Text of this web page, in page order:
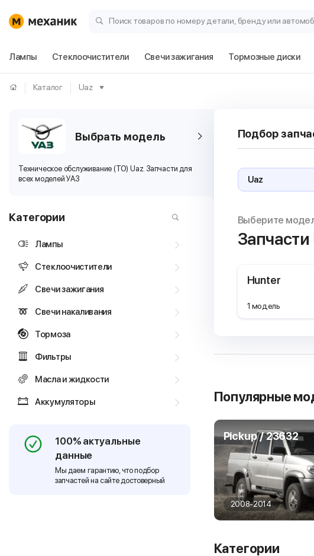
Поиск товаров по номеру детали, бренду или
Лампы Стеклоочистители Свечи зажигания Тормозные диски
Каталог Uaz
Выбрать модель
Техническое обслуживание (ТО) Uaz. Запчасти для
всех моделей УАЗ
Категории
Лампы
Стеклоочистители
Свечи зажигания
Свечи накаливания
Тормоза
Фильтры
Масла и жидкости
Аккумуляторы
100% актуальные
данные
Мы даем гарантию, что подбор
запчастей на сайте достоверный
Подбор
Выберите
Запчасти
Hunter
1 модель
Популярные
Pickup / 23632
2008-2014
Категории